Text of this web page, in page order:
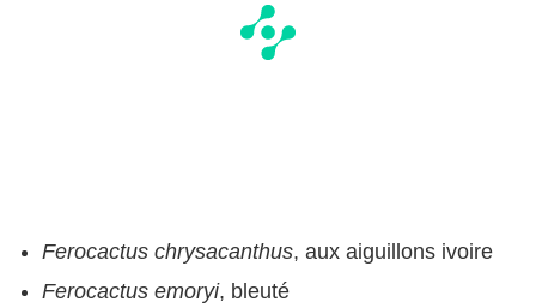
Ferocactus chrysacanthus, aux aiguillons ivoire
Ferocactus emoryi, bleuté